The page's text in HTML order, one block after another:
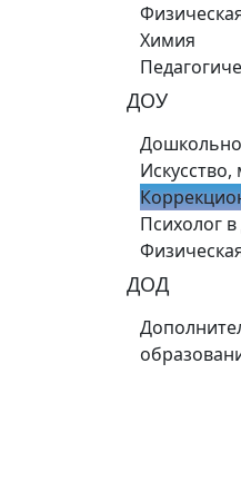
Химия
ДОУ
Психолог
ДОД